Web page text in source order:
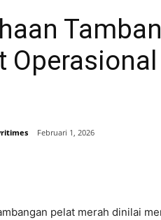
Februari 1, 2026
pelat merah dinilai